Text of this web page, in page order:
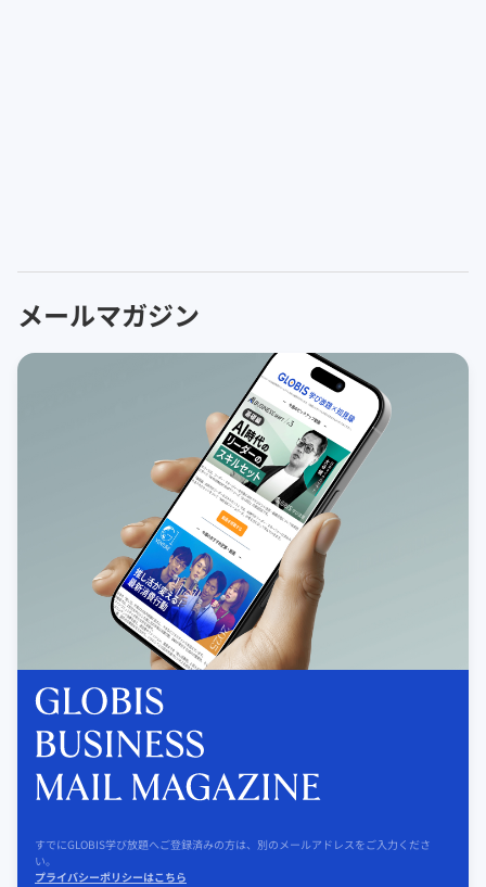
メールマガジン
すでにGLOBIS学び放題へご登録済みの方は、別のメールアドレスをご入力くださ
い。
プライバシーポリシーはこちら